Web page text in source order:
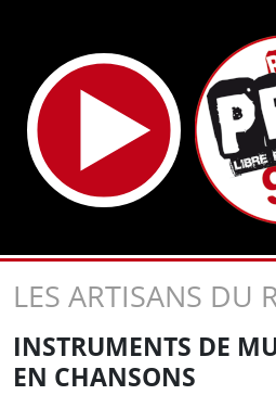
LES ARTISANS DU
INSTRUMENTS DE
EN CHANSONS